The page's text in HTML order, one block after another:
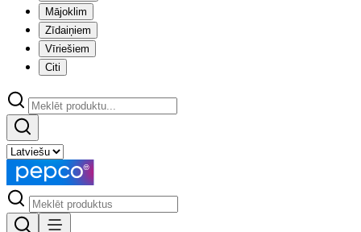
Mājoklim
Zīdaiņiem
Vīriešiem
Citi